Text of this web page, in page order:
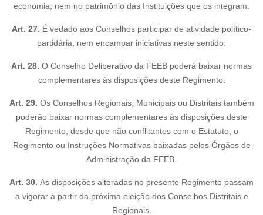
economia, nem no patrimônio das Instituições que os integram.
Art. 27. É vedado aos Conselhos participar de atividade político-
partidária, nem encampar iniciativas neste sentido.
Art. 28. O Conselho Deliberativo da FEEB poderá baixar normas
complementares às disposições deste Regimento.
Art. 29. Os Conselhos Regionais, Municipais ou Distritais também
poderão baixar normas complementares às disposições deste
Regimento, desde que não conflitantes com o Estatuto, o
Regimento ou Instruções Normativas baixadas pelos Órgãos de
Administração da FEEB.
Art. 30. As disposições alteradas no presente Regimento passam
a vigorar a partir da próxima eleição dos Conselhos Distritais e
Regionais.